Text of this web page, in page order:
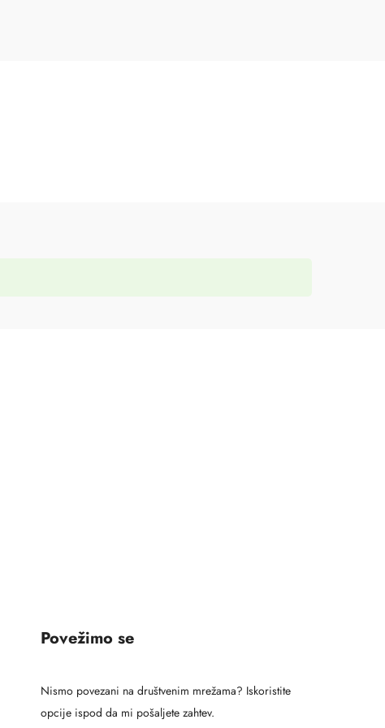
Povežimo se
Nismo povezani na društvenim mrežama? Iskoristite
opcije ispod da mi pošaljete zahtev.